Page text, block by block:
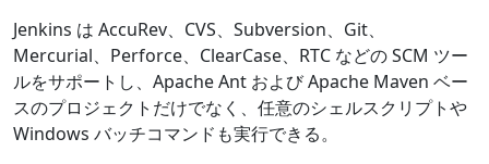
Jenkins は AccuRev、CVS、Subversion、Git、
Mercurial、Perforce、ClearCase、RTC などの SCM ツー
ルをサポートし、Apache Ant および Apache Maven ベー
スのプロジェクトだけでなく、任意のシェルスクリプトや
Windows バッチコマンドも実行できる。